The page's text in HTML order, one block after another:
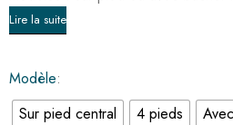
Lire la suite
Modèle
Sur pied central
4 pieds